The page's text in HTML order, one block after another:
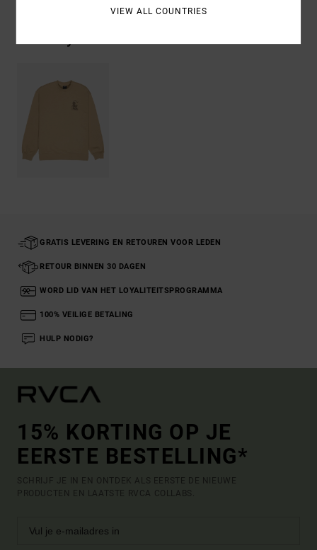
GRATIS LEVERING EN RETOUREN VOOR LEDEN
RETOUR BINNEN 30 DAGEN
WORD LID VAN HET LOYALITEITSPROGRAMMA
100% VEILIGE BETALING
HULP NODIG?
15% KORTING OP JE
EERSTE BESTELLING*
SCHRIJF JE IN EN ONTDEK ALS EERSTE DE NIEUWE
PRODUCTEN EN LAATSTE RVCA COLLABS.
VIEW ALL COUNTRIES